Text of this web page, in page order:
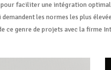
pour faciliter une intégration
les normes les plus
ce genre de projets avec la firme